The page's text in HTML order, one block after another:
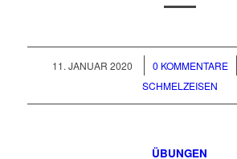
11. JANUAR 2020
/ 0 KOMMENTARE
/
SCHMELZEISEN
ÜBUNGEN